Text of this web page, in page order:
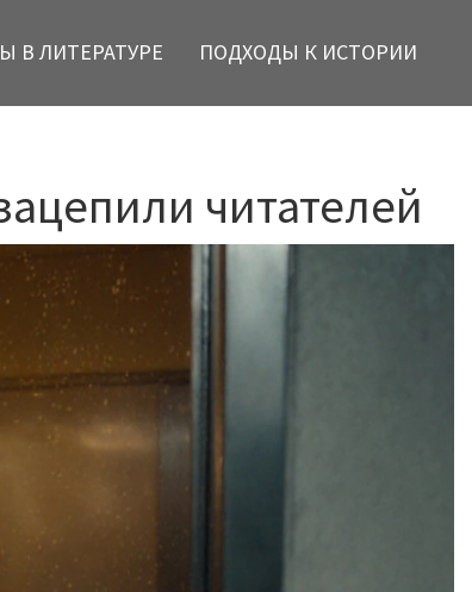
В ЛИТЕРАТУРЕ ПОДХОДЫ К ИСТОРИИ
читателей